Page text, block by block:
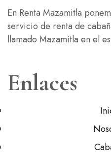
En Renta Mazamitla
servicio de renta de
llamado Mazamitla en el
Enlaces